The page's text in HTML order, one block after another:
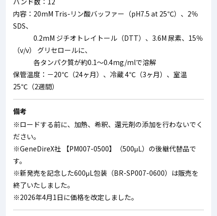
内容：20mM Tris-リン酸バッファー（pH7.5 at 25℃）、2％
SDS、
0.2mM ジチオトレイトール（DTT）、3.6M 尿素、15％
（v/v） グリセロールに、
各タンパク質が約0.1～0.4mg/mlで溶解
保管温度：－20℃（24ヶ月）、冷蔵 4℃（3ヶ月）、室温
25℃（2週間）
備考
※ロードする前に、加熱、希釈、還元剤の添加を行わないでく
ださい。
※GeneDireX社 【PM007-0500】（500μL）の後継代替品で
す。
※新発売を記念した600μL包装（BR-SP007-0600）は販売を
終了いたしました。
※2026年4月1日に価格を改定しました。